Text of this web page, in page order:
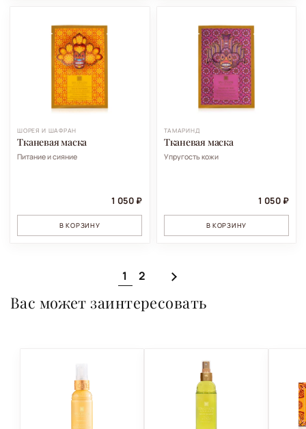
ШОРЕЯ И ШАФРАН
Тканевая маска
Питание и сияние
1 050 ₽
В КОРЗИНУ
ТАМАРИНД
Тканевая маска
Упругость кожи
1 050 ₽
В КОРЗИНУ
1 2
Вас может заинтересовать